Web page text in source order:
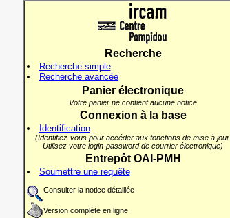
Recherche
Recherche simple
Recherche avancée
Panier électronique
Votre panier ne contient aucune notice
Connexion à la base
Identification
(Identifiez-vous pour accéder aux fonctions de mise à jour.
Utilisez votre login-password de courrier électronique)
Entrepôt OAI-PMH
Soumettre une requête
Consulter la notice détaillée
Version complète en ligne